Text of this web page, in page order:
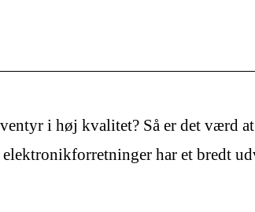
i høj kvalitet? Så er det værd
har et bredt